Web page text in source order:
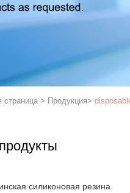
страница > Продукция>
силиконовая резина